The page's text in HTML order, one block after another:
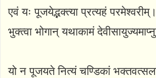
एवं यः पूजयेद्भक्त्या प्रत्यहं परमेश्वरीम्।
भुक्त्वा भोगान् यथाकामं
यो न पूजयते नित्यं चण्डिकां